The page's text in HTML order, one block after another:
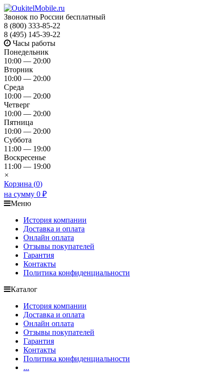
Звонок по России бесплатный
8 (800) 333-85-22
8 (495) 145-39-22
Часы работы
Понедельник
10:00 — 20:00
Вторник
10:00 — 20:00
Среда
10:00 — 20:00
Четверг
10:00 — 20:00
Пятница
10:00 — 20:00
Суббота
11:00 — 19:00
Воскресенье
11:00 — 19:00
×
Корзина (0)
на сумму 0 ₽
Меню
История компании
Доставка и оплата
Онлайн оплата
Отзывы покупателей
Гарантия
Контакты
Политика конфиденциальности
Каталог
История компании
Доставка и оплата
Онлайн оплата
Отзывы покупателей
Гарантия
Контакты
Политика конфиденциальности
...